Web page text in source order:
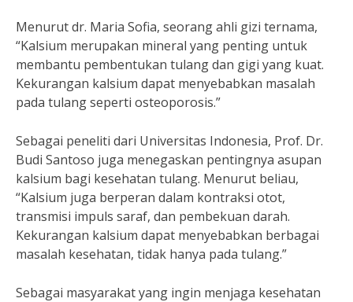
Menurut dr. Maria Sofia, seorang ahli gizi ternama,
“Kalsium merupakan mineral yang penting untuk
membantu pembentukan tulang dan gigi yang kuat.
Kekurangan kalsium dapat menyebabkan masalah
pada tulang seperti osteoporosis.”
Sebagai peneliti dari Universitas Indonesia, Prof. Dr.
Budi Santoso juga menegaskan pentingnya asupan
kalsium bagi kesehatan tulang. Menurut beliau,
“Kalsium juga berperan dalam kontraksi otot,
transmisi impuls saraf, dan pembekuan darah.
Kekurangan kalsium dapat menyebabkan berbagai
masalah kesehatan, tidak hanya pada tulang.”
Sebagai masyarakat yang ingin menjaga kesehatan